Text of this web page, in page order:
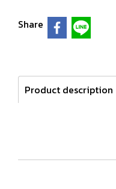
Share
Product description